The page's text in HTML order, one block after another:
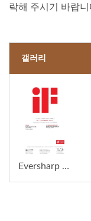
락해 주시기 바랍니
갤러리
Eversharp Pro Company가 혁신적인 ECLIPSE 바버 면도기로 2026 iF 디자인 어워드를 수상했습니다.